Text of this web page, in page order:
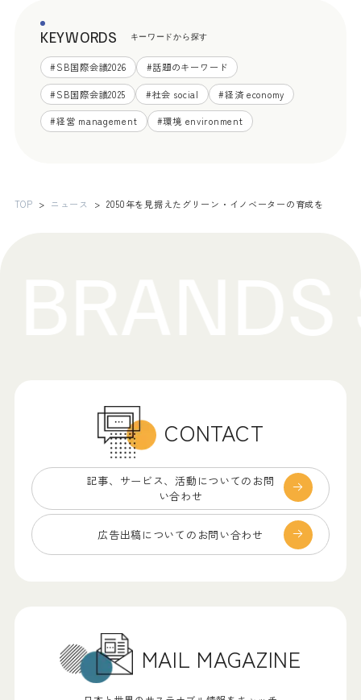
KEYWORDS キーワードから探す
#SB国際会議2026 #話題のキーワード
#SB国際会議2025 #社会 social #経済 economy
#経営 management #環境 environment
TOP ニュース 2050年を見据えたグリーン・イノベーターの育成を
CONTACT
記事、サービス、 活動についてのお問
い合わせ
広告出稿についての お問い合わせ
MAIL MAGAZINE